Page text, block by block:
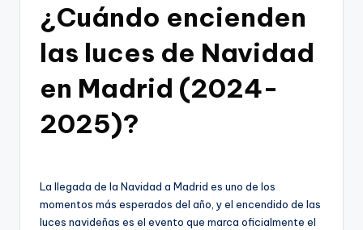
¿Cuándo encienden
las luces de Navidad
en Madrid (2024-
2025)?
La llegada de la Navidad a Madrid es uno de los
momentos más esperados del año, y el encendido de las
luces navideñas es el evento que marca oficialmente el